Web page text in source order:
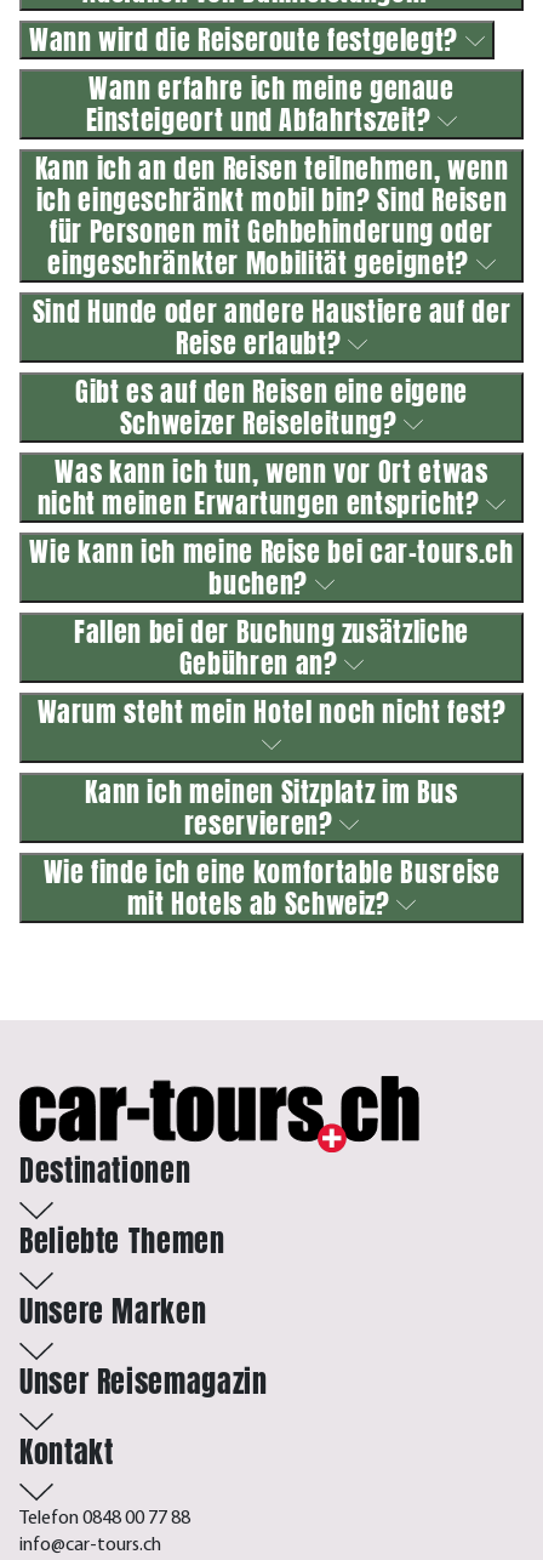
Wann wird die Reiseroute festgelegt?
Wann erfahre ich meine genaue
Einsteigeort und Abfahrtszeit?
Kann ich an den Reisen teilnehmen, wenn
ich eingeschränkt mobil bin? Sind Reisen
für Personen mit Gehbehinderung oder
eingeschränkter Mobilität geeignet?
Sind Hunde oder andere Haustiere auf der
Reise erlaubt?
Gibt es auf den Reisen eine eigene
Schweizer Reiseleitung?
Was kann ich tun, wenn vor Ort etwas
nicht meinen Erwartungen entspricht?
Wie kann ich meine Reise bei car-tours.ch
buchen?
Fallen bei der Buchung zusätzliche
Gebühren an?
Warum steht mein Hotel noch nicht fest?
Kann ich meinen Sitzplatz im Bus
reservieren?
Wie finde ich eine komfortable Busreise
mit Hotels ab Schweiz?
Destinationen
Beliebte Themen
Unsere Marken
Unser Reisemagazin
Kontakt
Telefon 0848 00 77 88
info@car-tours.ch